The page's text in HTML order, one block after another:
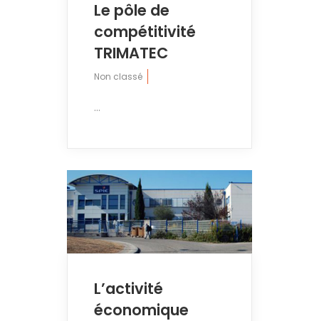
Le pôle de
compétitivité
TRIMATEC
Non classé
...
L’activité
économique